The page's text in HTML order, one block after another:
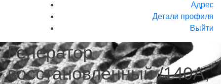
Адрес
Детали профиля
Выйти
Генератор
восстановленный /140A,